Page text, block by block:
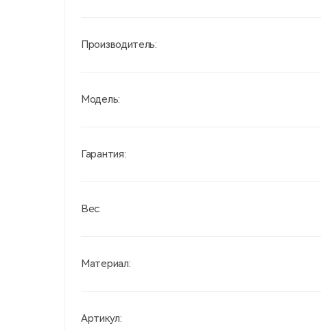
Производитель:
Модель:
Гарантия:
Вес:
Материал:
Артикул: